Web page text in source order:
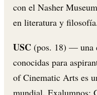
con el Nasher
en literatura y filosofía.
USC (pos. 18) — una
conocidas para
of Cinematic Arts es
mundial. Exalumnos: